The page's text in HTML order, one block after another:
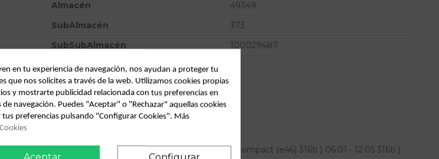
Almacén
49349
SubAlmacén
373
SubSubAlmacén
100029487
ID: 794795
Fecha disponible: 2022-04-05
Recambio de mando luces para bmw serie 3 compact (e46) 316ti | 06.01 - 12.05 316ti |
en tu experiencia de navegación, nos ayudan a proteger tu
que nos solicites a través de la web. Utilizamos cookies propias
y mostrarte publicidad relacionada con tus preferencias en
navegación. Puedes "Aceptar" o "Rechazar" aquellas cookies
preferencias pulsando "Configurar Cookies". Más